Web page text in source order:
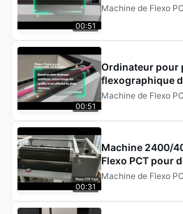
l'emballage.. Idéal pour les
00:51
Machine de Flexo
00:51
Ordinateur pour
flexographique
compensation
Machine de Flexo
00:31
Machine 2400/
Flexo PCT pour
d'étiquettes
Machine de Flexo